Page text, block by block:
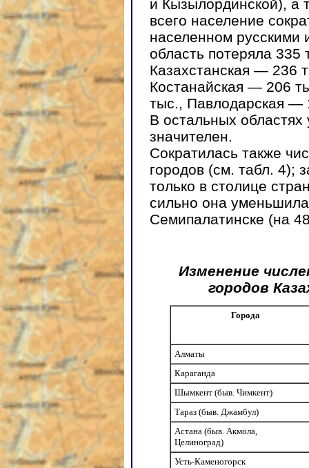
и Кызылординской), а
всего население
населенном русскими
область потеряла 335
Казахстанская — 236
Костанайская — 206
тыс., Павлодарская —
В остальных областях
значителен.
Сократилась также
городов (см. табл. 4);
только в столице
сильно она
Семипалатинске (на
Изменение
городов
Города
Алматы
Караганда
Шымкент (быв. Чимкент)
Тараз (быв. Джамбул)
Астана (быв. Акмола,
Целиноград)
Усть-Каменогорск